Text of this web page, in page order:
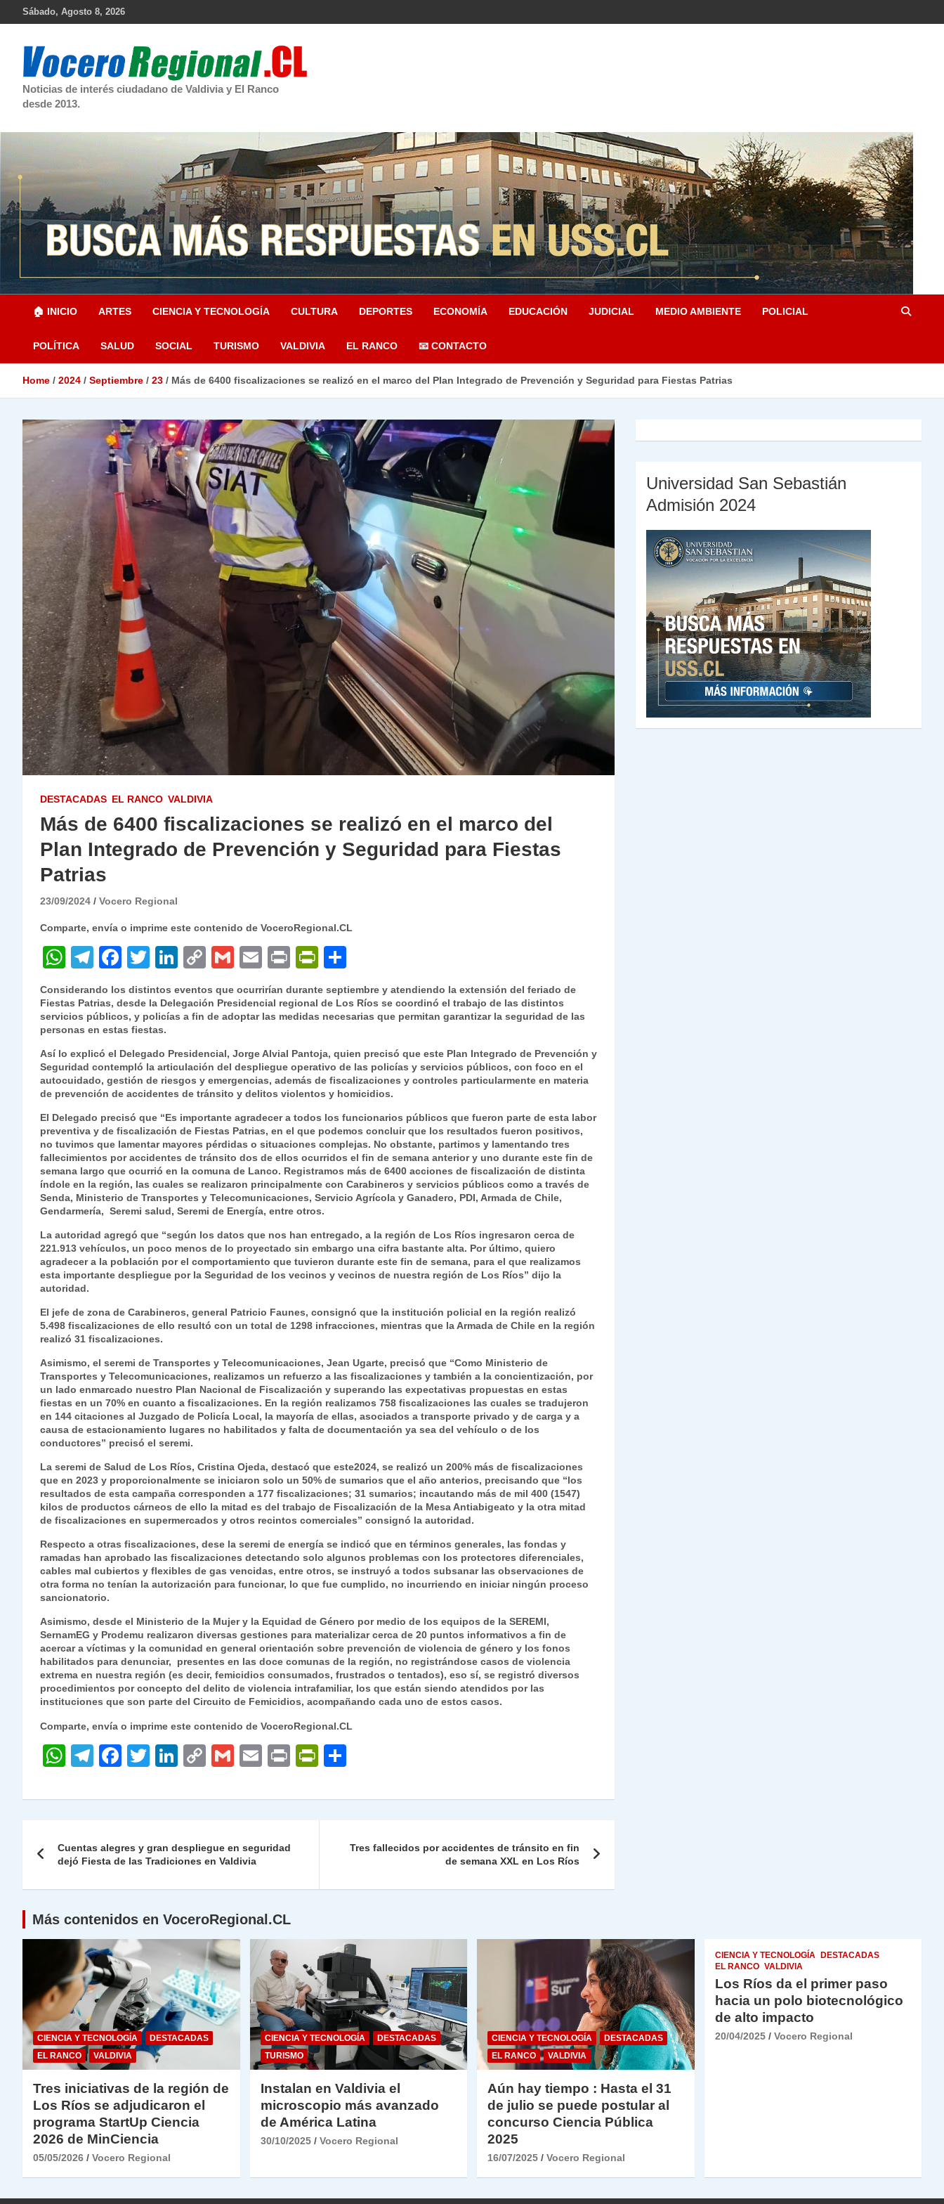
Sábado, Agosto 8, 2026
Noticias de interés ciudadano de Valdivia y El Ranco
desde 2013.
🏠 INICIO ARTES CIENCIA Y TECNOLOGÍA CULTURA DEPORTES ECONOMÍA EDUCACIÓN JUDICIAL MEDIO AMBIENTE POLICIAL
POLÍTICA SALUD SOCIAL TURISMO VALDIVIA EL RANCO 📧 CONTACTO
Home 2024 Septiembre 23 Más de 6400 fiscalizaciones se realizó en el marco del Plan Integrado de Prevención y Seguridad para Fiestas Patrias
DESTACADAS EL RANCO VALDIVIA
Más de 6400 fiscalizaciones se realizó en el marco del
Plan Integrado de Prevención y Seguridad para Fiestas
Patrias
23/09/2024 Vocero Regional
Comparte, envía o imprime este contenido de VoceroRegional.CL
W
h
at
s
A
p
p
T
el
e
gr
a
m
F
a
c
e
b
o
o
k
T
w
itt
er
Li
k
e
dI
n
C
p
y
Li
n
k
G
ai
l
E
m
ai
l
P
ri
nt
P
nt
Fr
ie
n
dl
y
o
m
p
ar
tir
Considerando los distintos eventos que ocurrirían durante septiembre y atendiendo la extensión del feriado de
Fiestas Patrias, desde la Delegación Presidencial regional de Los Ríos se coordinó el trabajo de las distintos
servicios públicos, y policías a fin de adoptar las medidas necesarias que permitan garantizar la seguridad de las
personas en estas fiestas.
Así lo explicó el Delegado Presidencial, Jorge Alvial Pantoja, quien precisó que este Plan Integrado de Prevención y
Seguridad contempló la articulación del despliegue operativo de las policías y servicios públicos, con foco en el
autocuidado, gestión de riesgos y emergencias, además de fiscalizaciones y controles particularmente en materia
de prevención de accidentes de tránsito y delitos violentos y homicidios.
El Delegado precisó que “Es importante agradecer a todos los funcionarios públicos que fueron parte de esta labor
preventiva y de fiscalización de Fiestas Patrias, en el que podemos concluir que los resultados fueron positivos,
no tuvimos que lamentar mayores pérdidas o situaciones complejas. No obstante, partimos y lamentando tres
fallecimientos por accidentes de tránsito dos de ellos ocurridos el fin de semana anterior y uno durante este fin de
semana largo que ocurrió en la comuna de Lanco. Registramos más de 6400 acciones de fiscalización de distinta
índole en la región, las cuales se realizaron principalmente con Carabineros y servicios públicos como a través de
Senda, Ministerio de Transportes y Telecomunicaciones, Servicio Agrícola y Ganadero, PDI, Armada de Chile,
Gendarmería, Seremi salud, Seremi de Energía, entre otros.
La autoridad agregó que “según los datos que nos han entregado, a la región de Los Ríos ingresaron cerca de
221.913 vehículos, un poco menos de lo proyectado sin embargo una cifra bastante alta. Por último, quiero
agradecer a la población por el comportamiento que tuvieron durante este fin de semana, para el que realizamos
esta importante despliegue por la Seguridad de los vecinos y vecinos de nuestra región de Los Ríos” dijo la
autoridad.
El jefe de zona de Carabineros, general Patricio Faunes, consignó que la institución policial en la región realizó
5.498 fiscalizaciones de ello resultó con un total de 1298 infracciones, mientras que la Armada de Chile en la región
realizó 31 fiscalizaciones.
Asimismo, el seremi de Transportes y Telecomunicaciones, Jean Ugarte, precisó que “Como Ministerio de
Transportes y Telecomunicaciones, realizamos un refuerzo a las fiscalizaciones y también a la concientización, por
un lado enmarcado nuestro Plan Nacional de Fiscalización y superando las expectativas propuestas en estas
fiestas en un 70% en cuanto a fiscalizaciones. En la región realizamos 758 fiscalizaciones las cuales se tradujeron
en 144 citaciones al Juzgado de Policía Local, la mayoría de ellas, asociados a transporte privado y de carga y a
causa de estacionamiento lugares no habilitados y falta de documentación ya sea del vehículo o de los
conductores” precisó el seremi.
La seremi de Salud de Los Ríos, Cristina Ojeda, destacó que este2024, se realizó un 200% más de fiscalizaciones
que en 2023 y proporcionalmente se iniciaron solo un 50% de sumarios que el año anterios, precisando que “los
resultados de esta campaña corresponden a 177 fiscalizaciones; 31 sumarios; incautando más de mil 400 (1547)
kilos de productos cárneos de ello la mitad es del trabajo de Fiscalización de la Mesa Antiabigeato y la otra mitad
de fiscalizaciones en supermercados y otros recintos comerciales” consignó la autoridad.
Respecto a otras fiscalizaciones, dese la seremi de energía se indicó que en términos generales, las fondas y
ramadas han aprobado las fiscalizaciones detectando solo algunos problemas con los protectores diferenciales,
cables mal cubiertos y flexibles de gas vencidas, entre otros, se instruyó a todos subsanar las observaciones de
otra forma no tenían la autorización para funcionar, lo que fue cumplido, no incurriendo en iniciar ningún proceso
sancionatorio.
Asimismo, desde el Ministerio de la Mujer y la Equidad de Género por medio de los equipos de la SEREMI,
SernamEG y Prodemu realizaron diversas gestiones para materializar cerca de 20 puntos informativos a fin de
acercar a víctimas y la comunidad en general orientación sobre prevención de violencia de género y los fonos
habilitados para denunciar, presentes en las doce comunas de la región, no registrándose casos de violencia
extrema en nuestra región (es decir, femicidios consumados, frustrados o tentados), eso sí, se registró diversos
procedimientos por concepto del delito de violencia intrafamiliar, los que están siendo atendidos por las
instituciones que son parte del Circuito de Femicidios, acompañando cada uno de estos casos.
Comparte, envía o imprime este contenido de VoceroRegional.CL
W
at
A
p
p
T
e
a
m
F
c
b
o
o
k
T
itt
Li
k
dI
n
C
p
Li
n
k
G
ai
E
ai
P
nt
P
nt
dl
m
ar
de
entradas
Cuentas alegres y gran despliegue en seguridad
dejó Fiesta de las Tradiciones en Valdivia
Tres fallecidos por accidentes de tránsito en fin
de semana XXL en Los Ríos
Universidad San Sebastián
Admisión 2024
Más contenidos en VoceroRegional.CL
CIENCIA Y TECNOLOGÍA
DESTACADAS
EL RANCO
VALDIVIA
Tres iniciativas de la región de
Los Ríos se adjudicaron el
programa StartUp Ciencia
2026 de MinCiencia
05/05/2026 Vocero Regional
CIENCIA Y TECNOLOGÍA
DESTACADAS
TURISMO
Instalan en Valdivia el
microscopio más avanzado
de América Latina
30/10/2025 Vocero Regional
CIENCIA Y TECNOLOGÍA
DESTACADAS
EL RANCO
VALDIVIA
Aún hay tiempo : Hasta el 31
de julio se puede postular al
concurso Ciencia Pública
2025
16/07/2025 Vocero Regional
CIENCIA Y TECNOLOGÍA
DESTACADAS
EL RANCO VALDIVIA
Los Ríos da el primer paso
hacia un polo biotecnológico
de alto impacto
20/04/2025 Vocero Regional